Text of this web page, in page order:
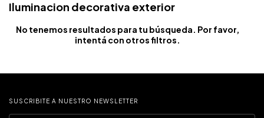
Iluminacion decorativa exterior
No tenemos resultados para tu búsqueda. Por favor,
intentá con otros filtros.
SUSCRIBITE A NUESTRO NEWSLETTER